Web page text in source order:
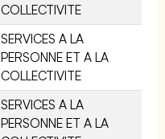
COLLECTIVITE
SERVICES A LA
PERSONNE ET A LA
COLLECTIVITE
SERVICES A LA
PERSONNE ET A LA